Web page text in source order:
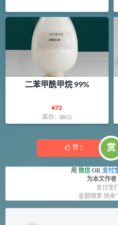
二苯甲酰甲烷 99%
¥72
库存： 0KG
赞 2 赏
用 微信 OR 支付
为本文作者
支付宝
金额随意 快来